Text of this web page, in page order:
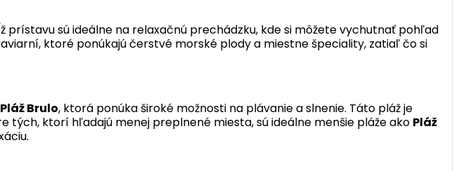
sú ideálne na relaxačnú prechádzku, kde si môžete vychutnať pohľad
ktoré ponúkajú čerstvé morské plody a miestne špeciality, zatiaľ čo si
Pláž Brulo, ktorá ponúka široké možnosti na plávanie a slnenie. Táto pláž je
tých, ktorí hľadajú menej preplnené miesta, sú ideálne menšie pláže ako Pláž